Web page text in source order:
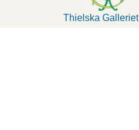
Thielska Galleriet